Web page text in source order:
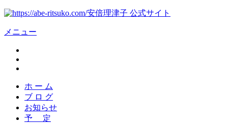
安倍理津子 公式サイト
メニュー
ホ ー ム
ブ ロ グ
お知らせ
予 定